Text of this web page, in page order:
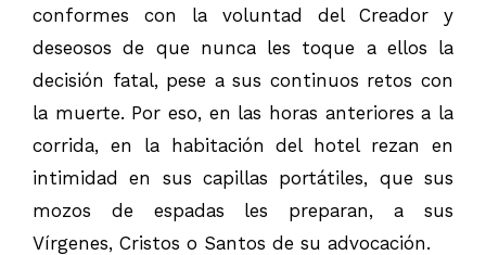
conformes con la voluntad del Creador y
deseosos de que nunca les toque a ellos la
decisión fatal, pese a sus continuos retos con
la muerte. Por eso, en las horas anteriores a la
corrida, en la habitación del hotel rezan en
intimidad en sus capillas portátiles, que sus
mozos de espadas les preparan, a sus
Vírgenes, Cristos o Santos de su advocación.